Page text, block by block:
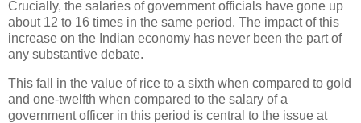
Crucially, the salaries of government officials have gone up
about 12 to 16 times in the same period. The impact of this
increase on the Indian economy has never been the part of
any substantive debate.
This fall in the value of rice to a sixth when compared to gold
and one-twelfth when compared to the salary of a
government officer in this period is central to the issue at